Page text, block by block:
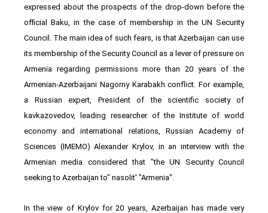
expressed about the prospects of the drop-down before the
official Baku, in the case of membership in the UN Security
Council. The main idea of such fears, is that Azerbaijan can use
its membership of the Security Council as a lever of pressure on
Armenia regarding permissions more than 20 years of the
Armenian-Azerbaijani Nagorny Karabakh conflict. For example,
a Russian expert, President of the scientific society of
kavkazovedov, leading researcher of the Institute of world
economy and international relations, Russian Academy of
Sciences (IMEMO) Alexander Krylov, in an interview with the
Armenian media considered that "the UN Security Council
seeking to Azerbaijan to" nasolit′ "Armenia".
In the view of Krylov for 20 years, Azerbaijan has made very